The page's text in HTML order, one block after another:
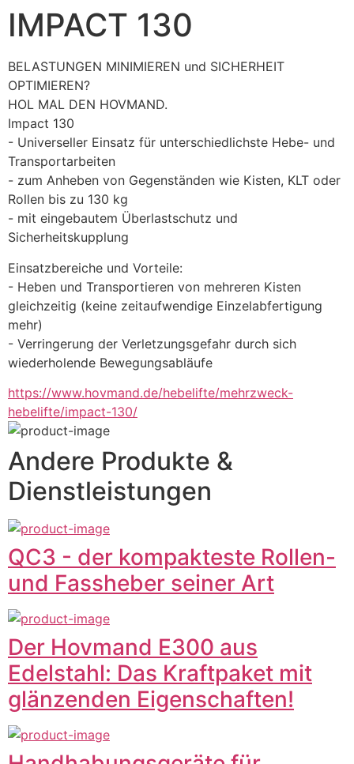
IMPACT 130
BELASTUNGEN MINIMIEREN und SICHERHEIT
OPTIMIEREN?
HOL MAL DEN HOVMAND.
Impact 130
- Universeller Einsatz für unterschiedlichste Hebe- und
Transportarbeiten
- zum Anheben von Gegenständen wie Kisten, KLT oder
Rollen bis zu 130 kg
- mit eingebautem Überlastschutz und
Sicherheitskupplung
Einsatzbereiche und Vorteile:
- Heben und Transportieren von mehreren Kisten
gleichzeitig (keine zeitaufwendige Einzelabfertigung
mehr)
- Verringerung der Verletzungsgefahr durch sich
wiederholende Bewegungsabläufe
https://www.hovmand.de/hebelifte/mehrzweck-
hebelifte/impact-130/
Andere Produkte &
Dienstleistungen
QC3 - der kompakteste Rollen-
und Fassheber seiner Art
Der Hovmand E300 aus
Edelstahl: Das Kraftpaket mit
glänzenden Eigenschaften!